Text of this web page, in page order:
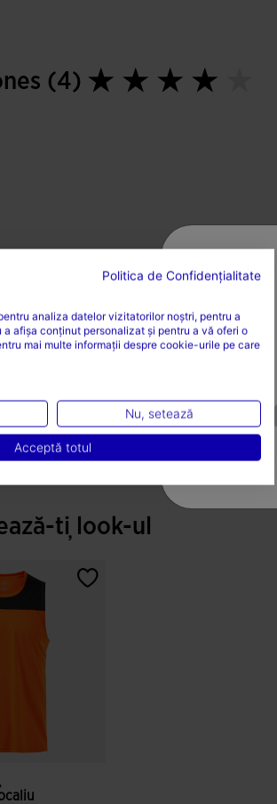
(4)
ți look-ul
Politica de Confidențialitate
analiza datelor vizitatorilor noștri, pentru a
afișa conținut personalizat și pentru a vă oferi o
mai multe informații despre cookie-urile pe care
Nu, setează
Acceptă totul